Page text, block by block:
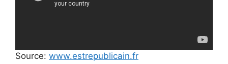
Source: www.estrepublicain.fr